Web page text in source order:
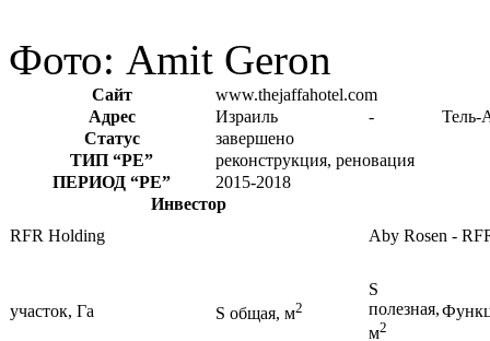
Фото: Amit Geron
Сайт
www.thejaffahotel.com
Адрес
Израиль -
Тель-
Статус
завершено
ТИП “РЕ”
реконструкция, реновация
ПЕРИОД “РЕ”
2015-2018
Инвестор
RFR Holding
Aby Rosen -
участок, Га S общая, м2
S
полезная,
м2